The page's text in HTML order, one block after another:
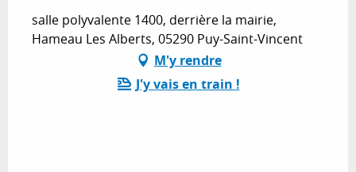
salle polyvalente 1400, derrière la mairie,
Hameau Les Alberts, 05290 Puy-Saint-Vincent
M'y rendre
J'y vais en train !